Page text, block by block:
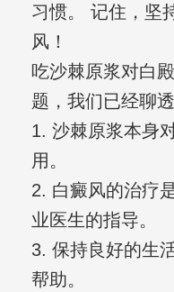
习惯。 记住，坚
风！
吃沙棘原浆对白
题，我们已经聊透
1. 沙棘原浆本身
用。
2. 白癜风的治疗
业医生的指导。
3. 保持良好的生
帮助。